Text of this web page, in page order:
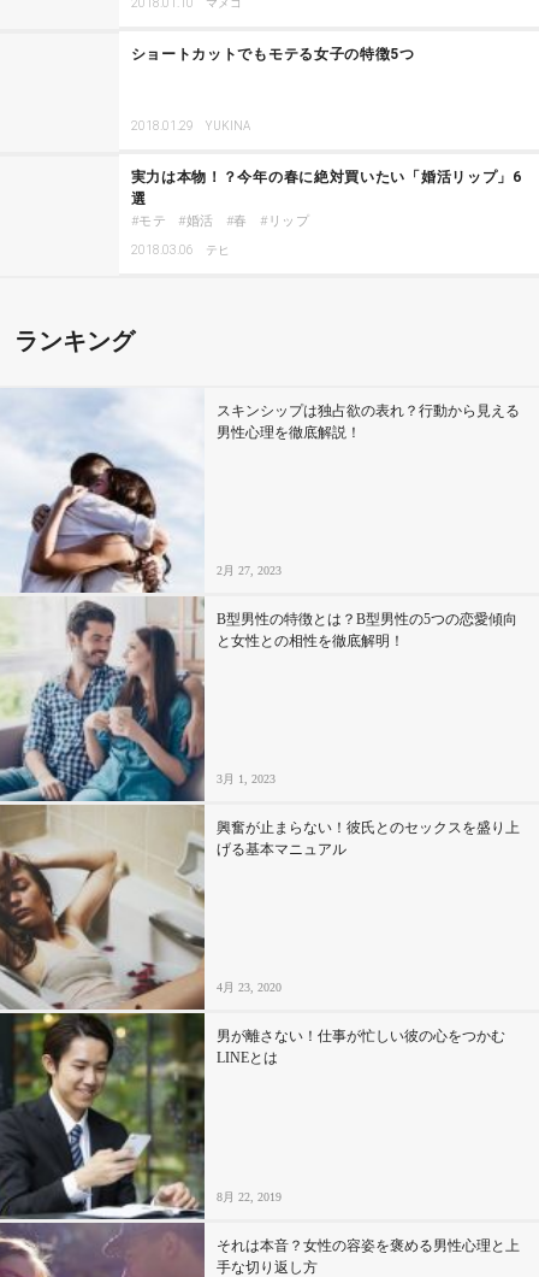
ショートカットでもモテる女子の特徴5つ
2018.01.29 YUKINA
実力は本物！？今年の春に絶対買いたい「婚活リップ」6
選
モテ 婚活 春 リップ
2018.03.06 テヒ
ランキング
スキンシップは独占欲の表れ？行動から見える
男性心理を徹底解説！
2月 27, 2023
B型男性の特徴とは？B型男性の5つの恋愛傾向
と女性との相性を徹底解明！
3月 1, 2023
興奮が止まらない！彼氏とのセックスを盛り上
げる基本マニュアル
4月 23, 2020
男が離さない！仕事が忙しい彼の心をつかむ
LINEとは
8月 22, 2019
それは本音？女性の容姿を褒める男性心理と上
手な切り返し方